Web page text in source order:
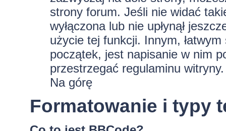
strony forum. Jeśli nie widać
wyłączona lub nie upłynął
użycie tej funkcji. Innym,
początek, jest napisanie w nim
przestrzegać regulaminu witryny.
Na górę
Formatowanie i typy